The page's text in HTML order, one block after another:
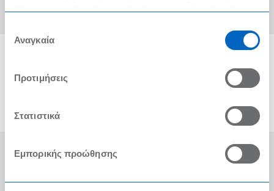
των υπηρεσιών τους.
συγκατάθεσης
Αναγκαία
Προτιμήσεις
Στατιστικά
Εμπορικής προώθησης